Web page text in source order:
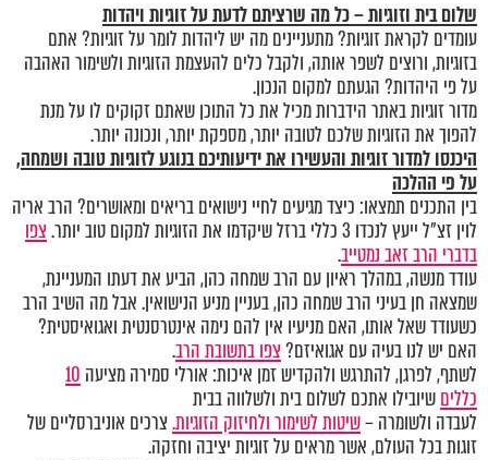
שלום בית וזוגיות – כל מה שרציתם לדעת על זוגיות ויהדות
עומדים לקראת זוגיות? מתעניינים מה יש ליהדות לומר על זוגיות? אתם
בזוגיות, ורוצים לשפר אותה, ולקבל כלים להעצמת הזוגיות ולשימור האהבה
על פי היהדות? הגעתם למקום הנכון.
מדור זוגיות באתר הידברות מכיל את כל התוכן שאתם זקוקים לו על מנת
להפוך את הזוגיות שלכם לטובה יותר, מספקת יותר, ונכונה יותר.
היכנסולמדור זוגיותוהעשירו את ידיעותיכם בנוגע לזוגיות טובה ושמחה,
על פי ההלכה
בין התכנים תמצאו: כיצד מגיעים לחיי נישואים בריאים ומאושרים? הרב אריה
לוין זצ"ל ייעץ לנכדו 3 כללי ברזל שיקדמו את הזוגיות למקום טוב יותר.
צפו
בדברי הרב זאב נמטייב.
עודד מנשה, במהלך ראיון עם הרב שמחה כהן, הביע את דעתו המעניינת,
שמצאה חן בעיני הרב שמחה כהן, בעניין מניע הנישואין. אבל מה השיב הרב
כשעודד שאל אותו, האם מניעיו אין להם נימה אינטרסנטית ואגואיסטית?
האם יש לנו בעיה עם אגואיזם?צפו בתשובת הרב.
לשתף, לפרגן, להתרגש ולהקדיש זמן איכות: אורלי סמירה מציעה 10
כלליםשיובילו אתכם לשלום בית ולשלווה בבית
לעבדה ולשומרה –שיטות לשימור ולחיזוק הזוגיות.צרכים אוניברסליים של
זוגות בכל העולם, אשר מראים על זוגיות יציבה וחזקה.